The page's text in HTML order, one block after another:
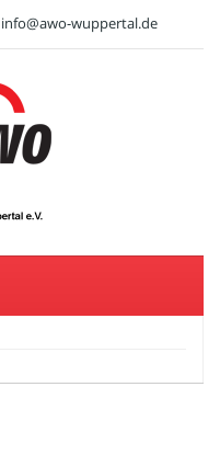
info@awo-wuppertal.de